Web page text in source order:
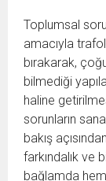
Toplumsal
amacıyla
bırakarak,
bilmediği
haline
sorunların
bakış
farkındalık ve
bağlamda